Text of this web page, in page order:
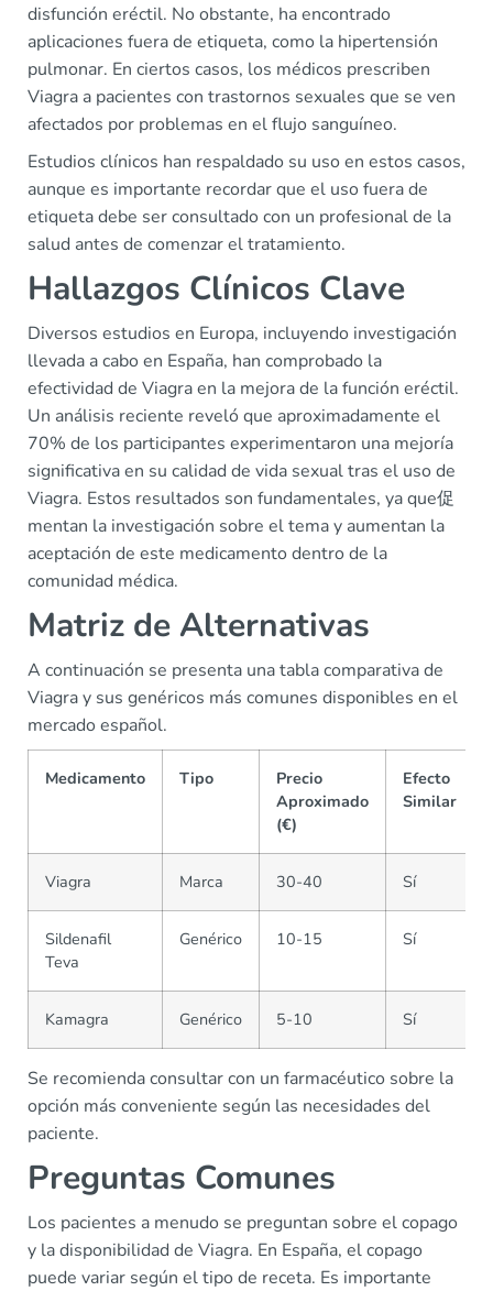
disfunción eréctil. No obstante, ha encontrado
aplicaciones fuera de etiqueta, como la hipertensión
pulmonar. En ciertos casos, los médicos prescriben
Viagra a pacientes con trastornos sexuales que se ven
afectados por problemas en el flujo sanguíneo.
Estudios clínicos han respaldado su uso en estos casos,
aunque es importante recordar que el uso fuera de
etiqueta debe ser consultado con un profesional de la
salud antes de comenzar el tratamiento.
Hallazgos Clínicos Clave
Diversos estudios en Europa, incluyendo investigación
llevada a cabo en España, han comprobado la
efectividad de Viagra en la mejora de la función eréctil.
Un análisis reciente reveló que aproximadamente el
70% de los participantes experimentaron una mejoría
significativa en su calidad de vida sexual tras el uso de
Viagra. Estos resultados son fundamentales, ya que促
mentan la investigación sobre el tema y aumentan la
aceptación de este medicamento dentro de la
comunidad médica.
Matriz de Alternativas
A continuación se presenta una tabla comparativa de
Viagra y sus genéricos más comunes disponibles en el
mercado español.
Medicamento Tipo
Precio
Aproximado
(€)
Efecto
Similar
Viagra Marca 30-40 Sí
Sildenafil
Teva
Genérico 10-15 Sí
Kamagra Genérico 5-10 Sí
Se recomienda consultar con un farmacéutico sobre la
opción más conveniente según las necesidades del
paciente.
Preguntas Comunes
Los pacientes a menudo se preguntan sobre el copago
y la disponibilidad de Viagra. En España, el copago
puede variar según el tipo de receta. Es importante